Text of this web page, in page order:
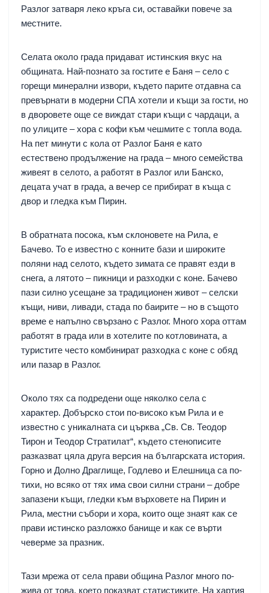
Разлог затваря леко кръга си, оставайки повече за
местните.
Селата около града придават истинския вкус на
общината. Най-познато за гостите е Баня – село с
горещи минерални извори, където парите отдавна са
превърнати в модерни СПА хотели и къщи за гости, но
в дворовете още се виждат стари къщи с чардаци, а
по улиците – хора с кофи към чешмите с топла вода.
На пет минути с кола от Разлог Баня е като
естествено продължение на града – много семейства
живеят в селото, а работят в Разлог или Банско,
децата учат в града, а вечер се прибират в къща с
двор и гледка към Пирин.
В обратната посока, към склоновете на Рила, е
Бачево. То е известно с конните бази и широките
поляни над селото, където зимата се правят езди в
снега, а лятото – пикници и разходки с коне. Бачево
пази силно усещане за традиционен живот – селски
къщи, ниви, ливади, стада по баирите – но в същото
време е напълно свързано с Разлог. Много хора оттам
работят в града или в хотелите по котловината, а
туристите често комбинират разходка с коне с обяд
или пазар в Разлог.
Около тях са подредени още няколко села с
характер. Добърско стои по-високо към Рила и е
известно с уникалната си църква „Св. Св. Теодор
Тирон и Теодор Стратилат“, където стенописите
разказват цяла друга версия на българската история.
Горно и Долно Драглище, Годлево и Елешница са по-
тихи, но всяко от тях има свои силни страни – добре
запазени къщи, гледки към върховете на Пирин и
Рила, местни събори и хора, които още знаят как се
прави истинско разложко банище и как се върти
чеверме за празник.
Тази мрежа от села прави община Разлог много по-
жива от това, което показват статистиките. На хартия